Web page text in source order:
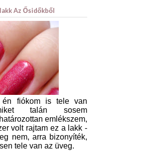
Az Ősidőkből
én fiókom is tele van
talán sosem
emlékszem,
volt rajtam ez a lakk -
nem, arra bizonyíték,
tele van az üveg.